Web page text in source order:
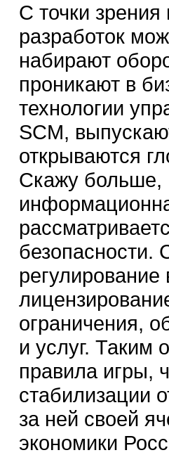
С точки
разработок
набирают
проникают в
технологии
SCM,
открываются
Скажу больше,
безопасности.
ограничения,
и услуг. Таким
правила игры,
стабилизации
за ней своей
экономики